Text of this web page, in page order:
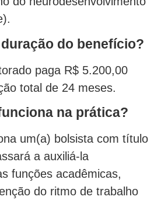
do benefício?
paga R$ 5.200,00
total de 24 meses.
na prática?
um(a) bolsista com título
a auxiliá-la
funções acadêmicas,
do ritmo de trabalho